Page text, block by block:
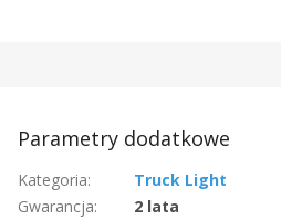
Parametry dodatkowe
Kategoria:
Truck Light
Gwarancja:
2 lata